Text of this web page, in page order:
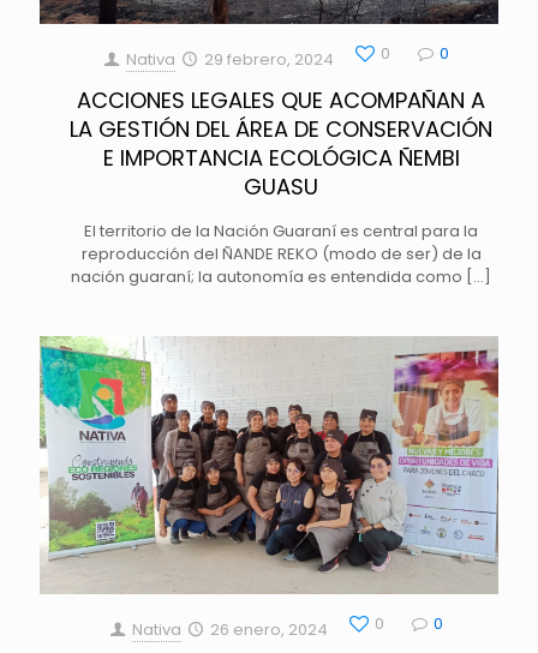
Nativa 29 febrero, 2024 0 0
ACCIONES LEGALES QUE ACOMPAÑAN A
LA GESTIÓN DEL ÁREA DE CONSERVACIÓN
E IMPORTANCIA ECOLÓGICA ÑEMBI
GUASU
El territorio de la Nación Guaraní es central para la
reproducción del ÑANDE REKO (modo de ser) de la
nación guaraní; la autonomía es entendida como […]
Nativa 26 enero, 2024 0 0